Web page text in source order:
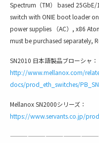
Spectrum（TM） based
switch with ONIE boot loader
power supplies （AC）, x86
must be purchased separately,
SN2010 日本語製品ブローシャ：
http://www.mellanox.com/
docs/prod_eth_switches/
Mellanox SN2000シリーズ：
https://www.servants.co.jp/